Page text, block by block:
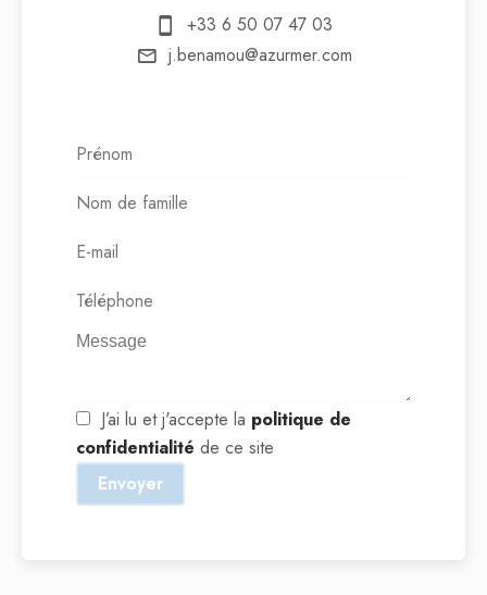
+33 6 50 07 47 03
j.benamou@azurmer.com
J’ai lu et j'accepte la politique de
confidentialité de ce site
Envoyer